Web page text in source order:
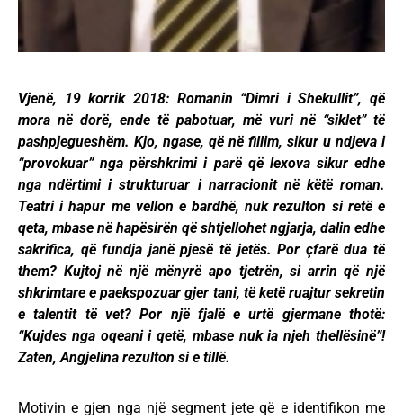
Vjenë, 19 korrik 2018: Romanin “Dimri i Shekullit”, që
mora në dorë, ende të pabotuar, më vuri në “siklet” të
pashpjegueshëm. Kjo, ngase, që në fillim, sikur u ndjeva i
“provokuar” nga përshkrimi i parë që lexova sikur edhe
nga ndërtimi i strukturuar i narracionit në këtë roman.
Teatri i hapur me vellon e bardhë, nuk rezulton si retë e
qeta, mbase në hapësirën që shtjellohet ngjarja, dalin edhe
sakrifica, që fundja janë pjesë të jetës. Por çfarë dua të
them? Kujtoj në një mënyrë apo tjetrën, si arrin që një
shkrimtare e paekspozuar gjer tani, të ketë ruajtur sekretin
e talentit të vet? Por një fjalë e urtë gjermane thotë:
“Kujdes nga oqeani i qetë, mbase nuk ia njeh thellësinë”!
Zaten, Angjelina rezulton si e tillë.
Motivin e gjen nga një segment jete që e identifikon me